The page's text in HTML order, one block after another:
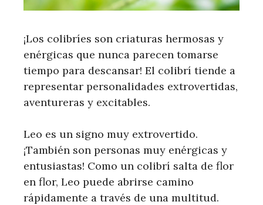
¡Los colibríes son criaturas hermosas y
enérgicas que nunca parecen tomarse
tiempo para descansar! El colibrí tiende a
representar personalidades extrovertidas,
aventureras y excitables.
Leo es un signo muy extrovertido.
¡También son personas muy enérgicas y
entusiastas! Como un colibrí salta de flor
en flor, Leo puede abrirse camino
rápidamente a través de una multitud.